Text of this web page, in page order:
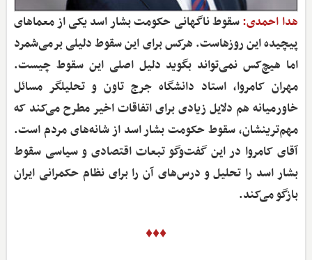
هدا احمدی:سقوط ناگهانی حکومت بشار اسد یکی از معماهای
پیچیده این روزهاست. هرکس برای این سقوط دلیلی برمی‌شمرد
اما هیچ‌کس نمی‌تواند بگوید دلیل اصلی این سقوط چیست.
مهران کامروا، استاد دانشگاه جرج تاون و تحلیلگر مسائل
خاورمیانه هم دلایل زیادی برای اتفاقات اخیر مطرح می‌کند که
مهم‌ترینشان، سقوط حکومت بشار اسد از شانه‌های مردم است.
آقای کامروا در این گفت‌وگو تبعات اقتصادی و سیاسی سقوط
بشار اسد را تحلیل و درس‌های آن را برای نظام حکمرانی ایران
بازگو می‌کند.
♦♦♦